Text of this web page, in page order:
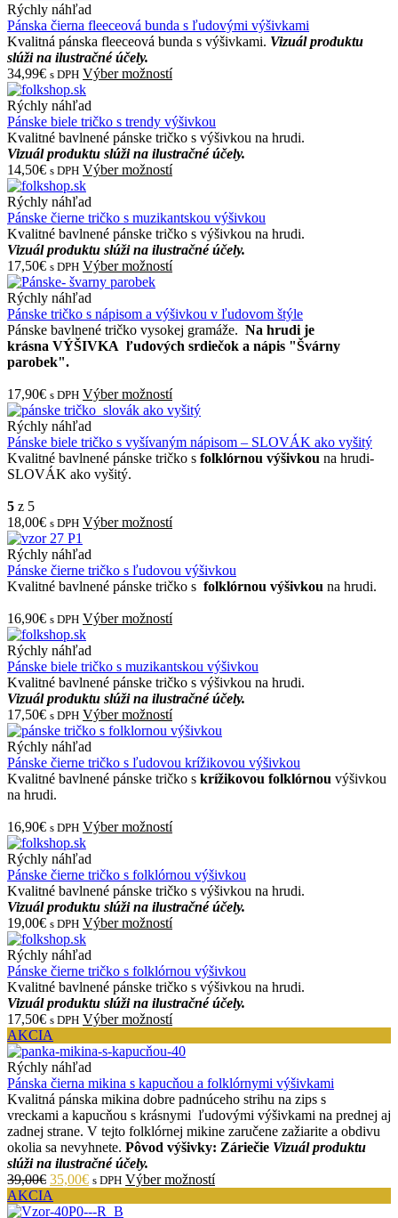
Rýchly náhľad
Pánska čierna fleeceová bunda s ľudovými výšivkami
Kvalitná pánska fleeceová bunda s výšivkami. Vizuál produktu
slúži na ilustračné účely.
34,99€ s DPH Výber možností
Rýchly náhľad
Pánske biele tričko s trendy výšivkou
Kvalitné bavlnené pánske tričko s výšivkou na hrudi.
Vizuál produktu slúži na ilustračné účely.
14,50€ s DPH Výber možností
Rýchly náhľad
Pánske čierne tričko s muzikantskou výšivkou
Kvalitné bavlnené pánske tričko s výšivkou na hrudi.
Vizuál produktu slúži na ilustračné účely.
17,50€ s DPH Výber možností
Rýchly náhľad
Pánske tričko s nápisom a výšivkou v ľudovom štýle
Pánske bavlnené tričko vysokej gramáže. Na hrudi je
krásna VÝŠIVKA ľudových srdiečok a nápis "Švárny
parobek".
17,90€ s DPH Výber možností
Rýchly náhľad
Pánske biele tričko s vyšívaným nápisom – SLOVÁK ako vyšitý
Kvalitné bavlnené pánske tričko s folklórnou výšivkou na hrudi-
SLOVÁK ako vyšitý.
5 z 5
18,00€ s DPH Výber možností
Rýchly náhľad
Pánske čierne tričko s ľudovou výšivkou
Kvalitné bavlnené pánske tričko s folklórnou výšivkou na hrudi.
16,90€ s DPH Výber možností
Rýchly náhľad
Pánske biele tričko s muzikantskou výšivkou
Kvalitné bavlnené pánske tričko s výšivkou na hrudi.
Vizuál produktu slúži na ilustračné účely.
17,50€ s DPH Výber možností
Rýchly náhľad
Pánske čierne tričko s ľudovou krížikovou výšivkou
Kvalitné bavlnené pánske tričko s krížikovou folklórnou výšivkou
na hrudi.
16,90€ s DPH Výber možností
Rýchly náhľad
Pánske čierne tričko s folklórnou výšivkou
Kvalitné bavlnené pánske tričko s výšivkou na hrudi.
Vizuál produktu slúži na ilustračné účely.
19,00€ s DPH Výber možností
Rýchly náhľad
Pánske čierne tričko s folklórnou výšivkou
Kvalitné bavlnené pánske tričko s výšivkou na hrudi.
Vizuál produktu slúži na ilustračné účely.
17,50€ s DPH Výber možností
AKCIA
Rýchly náhľad
Pánska čierna mikina s kapucňou a folklórnymi výšivkami
Kvalitná pánska mikina dobre padnúceho strihu na zips s
vreckami a kapucňou s krásnymi ľudovými výšivkami na prednej aj
zadnej strane. V tejto folklórnej mikine zaručene zažiarite a obdivu
okolia sa nevyhnete. Pôvod výšivky: Záriečie Vizuál produktu
slúži na ilustračné účely.
39,00€ 35,00€ s DPH Výber možností
AKCIA